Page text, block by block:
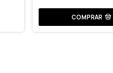
COMPRAR